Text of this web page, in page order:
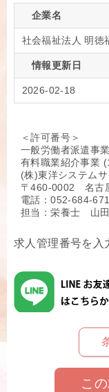
企業名
社会福祉法人 明徳
情報更新日
2026-02-18
＜許可番号＞
一般労働者派遣事
有料職業紹介事業
(株)東洋システム
〒460-0002 名古
電話：052-684-
担当：栄養士 山田
求人管理番号を入
こ